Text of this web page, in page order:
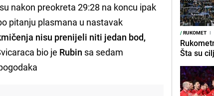
nakon preokreta 29:28 na koncu ipak
pitanju plasmana u nastavak
nisu prenijeli niti jedan bod,
bio je Rubin sa sedam
/RUKOMET I
Šta su